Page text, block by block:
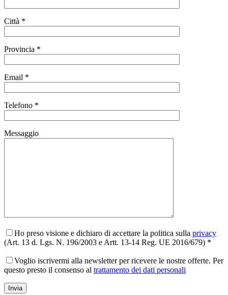
Città *
Provincia *
Email *
Telefono *
Messaggio
Ho preso visione e dichiaro di accettare la politica sulla privacy
(Art. 13 d. Lgs. N. 196/2003 e Artt. 13-14 Reg. UE 2016/679) *
Voglio iscrivermi alla newsletter per ricevere le nostre offerte. Per
questo presto il consenso al trattamento dei dati personali